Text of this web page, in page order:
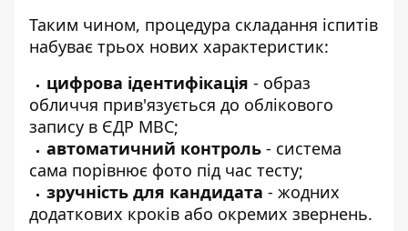
Таким чином, процедура складання іспитів
набуває трьох нових характеристик:
цифрова ідентифікація - образ
обличчя прив'язується до облікового
запису в ЄДР МВС;
автоматичний контроль - система
сама порівнює фото під час тесту;
зручність для кандидата - жодних
додаткових кроків або окремих звернень.